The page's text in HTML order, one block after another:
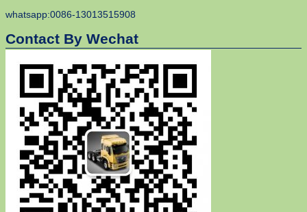
whatsapp:0086-13013515908
Contact By Wechat